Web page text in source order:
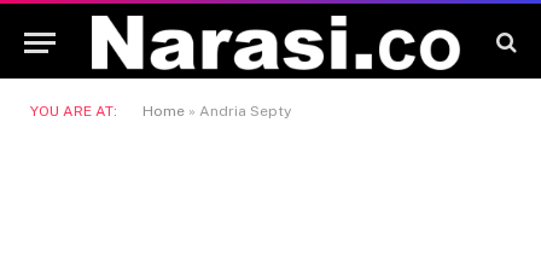
YOU ARE AT: Home » Andria Septy